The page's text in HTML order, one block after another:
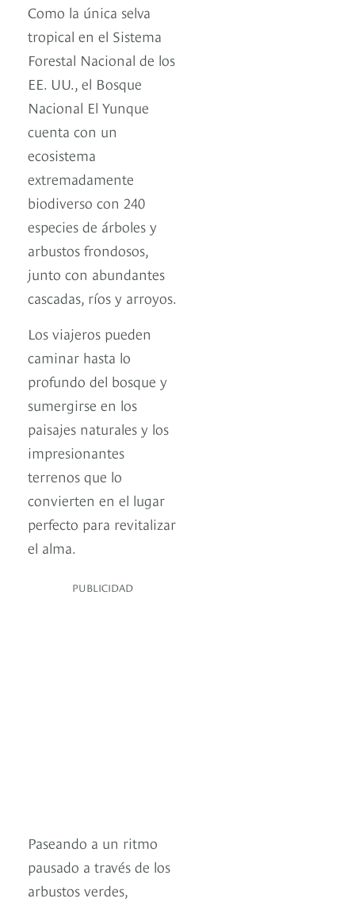
Como la única selva
tropical en el Sistema
Forestal Nacional de los
EE. UU., el Bosque
Nacional El Yunque
cuenta con un
ecosistema
extremadamente
biodiverso con 240
especies de árboles y
arbustos frondosos,
junto con abundantes
cascadas, ríos y arroyos.
Los viajeros pueden
caminar hasta lo
profundo del bosque y
sumergirse en los
paisajes naturales y los
impresionantes
terrenos que lo
convierten en el lugar
perfecto para revitalizar
el alma.
PUBLICIDAD
Paseando a un ritmo
pausado a través de los
arbustos verdes,